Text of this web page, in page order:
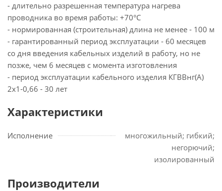
- длительно разрешенная температура нагрева
проводника во время работы: +70°С
- нормированная (строительная) длина не менее - 100 м
- гарантированный период эксплуатации - 60 месяцев
со дня введения кабельных изделий в работу, но не
позже, чем 6 месяцев с момента изготовления
- период эксплуатации кабельного изделия КГВВнг(А)
2х1-0,66 - 30 лет
Характеристики
Исполнение
многожильный; гибкий;
негорючий;
изолированный
Производители